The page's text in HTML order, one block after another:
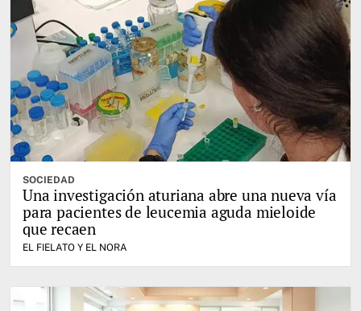
SOCIEDAD
Una investigación aturiana abre una nueva vía
para pacientes de leucemia aguda mieloide
que recaen
EL FIELATO Y EL NORA